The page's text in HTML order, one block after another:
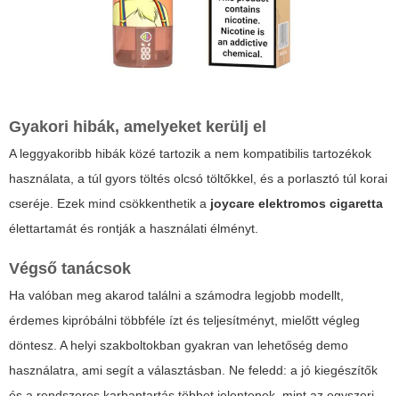
Gyakori hibák, amelyeket kerülj el
A leggyakoribb hibák közé tartozik a nem kompatibilis tartozékok
használata, a túl gyors töltés olcsó töltőkkel, és a porlasztó túl korai
cseréje. Ezek mind csökkenthetik a joycare elektromos cigaretta
élettartamát és rontják a használati élményt.
Végső tanácsok
Ha valóban meg akarod találni a számodra legjobb modellt,
érdemes kipróbálni többféle ízt és teljesítményt, mielőtt végleg
döntesz. A helyi szakboltokban gyakran van lehetőség demo
használatra, ami segít a választásban. Ne feledd: a jó kiegészítők